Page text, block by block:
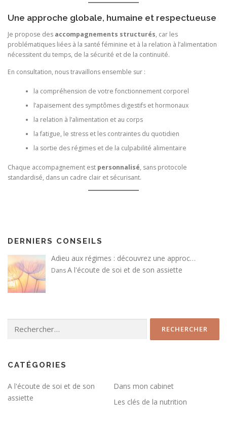
Une approche globale, humaine et respectueuse
Je propose des accompagnements structurés, car les
problématiques liées à la santé féminine et à la relation à l’alimentation
nécessitent du temps, de la sécurité et de la continuité.
En consultation, nous travaillons ensemble sur :
la compréhension de votre fonctionnement corporel
l’apaisement des symptômes digestifs et hormonaux
la relation à l’alimentation et au corps
la fatigue, le stress et les contraintes du quotidien
la sortie des régimes et de la culpabilité alimentaire
Chaque accompagnement est personnalisé, sans protocole
standardisé, dans un cadre clair et sécurisant.
DERNIERS CONSEILS
Adieu aux régimes : découvrez une approc…
DansA l'écoute de soi et de son assiette
CATÉGORIES
A l'écoute de soi et de son
assiette
Dans mon cabinet
Les clés de la nutrition